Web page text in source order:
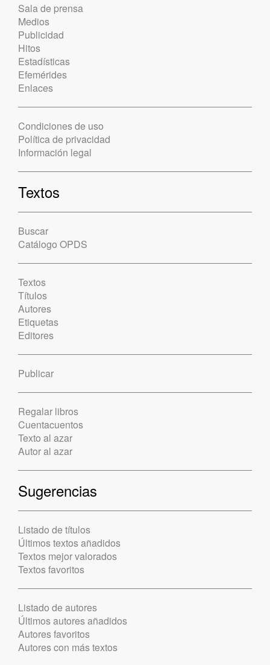
Sala de prensa
Medios
Publicidad
Hitos
Estadísticas
Efemérides
Enlaces
Condiciones de uso
Política de privacidad
Información legal
Textos
Buscar
Catálogo OPDS
Textos
Títulos
Autores
Etiquetas
Editores
Publicar
Regalar libros
Cuentacuentos
Texto al azar
Autor al azar
Sugerencias
Listado de títulos
Últimos textos añadidos
Textos mejor valorados
Textos favoritos
Listado de autores
Últimos autores añadidos
Autores favoritos
Autores con más textos